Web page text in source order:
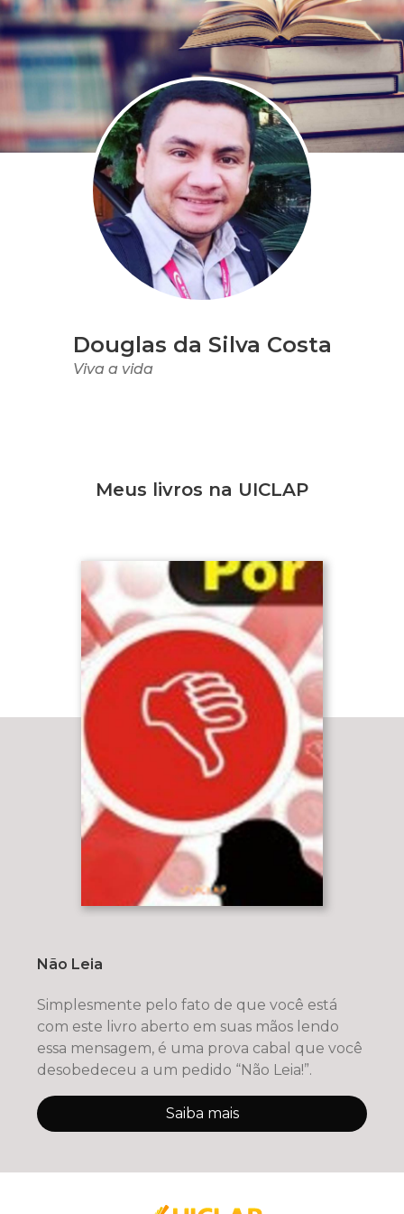
Douglas da Silva Costa
Viva a vida
Meus livros na UICLAP
Não Leia
Simplesmente pelo fato de que você está
com este livro aberto em suas mãos lendo
essa mensagem, é uma prova cabal que você
desobedeceu a um pedido “Não Leia!”.
Saiba mais